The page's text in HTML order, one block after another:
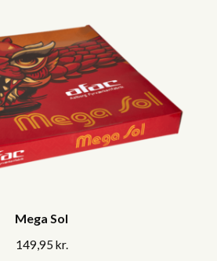
Mega Sol
149,95 kr.